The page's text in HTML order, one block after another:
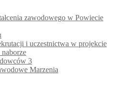
zawodowego w Powiecie
i uczestnictwa w projekcie
naborze
3
Marzenia